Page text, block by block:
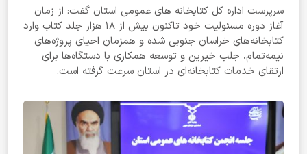
سرپرست اداره کل کتابخانه های عمومی استان گفت: از زمان
آغاز دوره مسئولیت خود تاکنون بیش از ۱۸ هزار جلد کتاب وارد
کتابخانه‌های خراسان جنوبی شده و همزمان احیای پروژه‌های
نیمه‌تمام، جلب خیرین و توسعه همکاری با دستگاه‌ها برای
ارتقای خدمات کتابخانه‌ای در استان سرعت گرفته است.